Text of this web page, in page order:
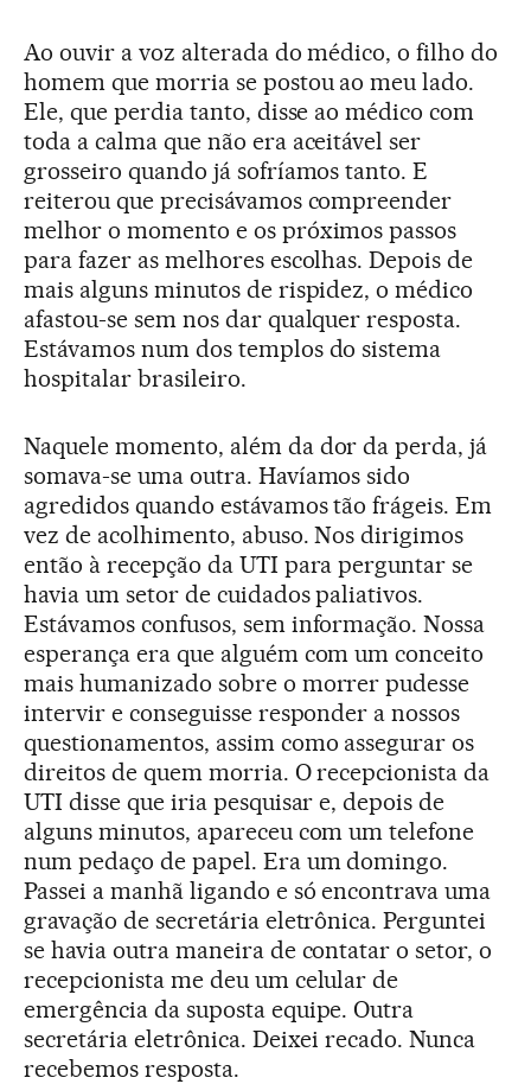
Ao ouvir a voz alterada do médico, o filho do
homem que morria se postou ao meu lado.
Ele, que perdia tanto, disse ao médico com
toda a calma que não era aceitável ser
grosseiro quando já sofríamos tanto. E
reiterou que precisávamos compreender
melhor o momento e os próximos passos
para fazer as melhores escolhas. Depois de
mais alguns minutos de rispidez, o médico
afastou-se sem nos dar qualquer resposta.
Estávamos num dos templos do sistema
hospitalar brasileiro.
Naquele momento, além da dor da perda, já
somava-se uma outra. Havíamos sido
agredidos quando estávamos tão frágeis. Em
vez de acolhimento, abuso. Nos dirigimos
então à recepção da UTI para perguntar se
havia um setor de cuidados paliativos.
Estávamos confusos, sem informação. Nossa
esperança era que alguém com um conceito
mais humanizado sobre o morrer pudesse
intervir e conseguisse responder a nossos
questionamentos, assim como assegurar os
direitos de quem morria. O recepcionista da
UTI disse que iria pesquisar e, depois de
alguns minutos, apareceu com um telefone
num pedaço de papel. Era um domingo.
Passei a manhã ligando e só encontrava uma
gravação de secretária eletrônica. Perguntei
se havia outra maneira de contatar o setor, o
recepcionista me deu um celular de
emergência da suposta equipe. Outra
secretária eletrônica. Deixei recado. Nunca
recebemos resposta.